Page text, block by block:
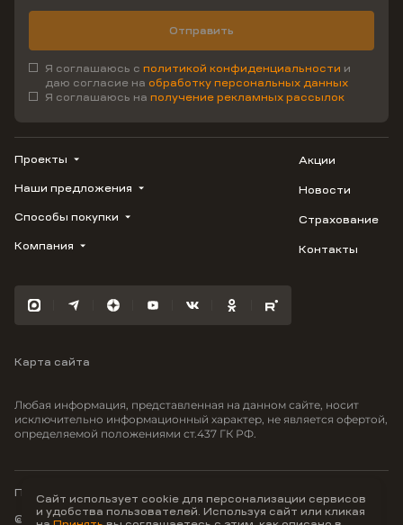
Отправить
Я соглашаюсь с политикой конфиденциальности и
даю согласие на обработку персональных данных
Я соглашаюсь на получение рекламных рассылок
Проекты
ВЕРН
1799
Флора
Отражение
Моретта
Вместе
Наши предложения
Купить квартиру
Студию
3-комнатную
Способы покупки
Трейд-ин
100% оплата
Компания
Карьера
Акции
Новости
Страхование
Контакты
Карта сайта
Любая информация, представленная на данном сайте, носит
исключительно информационный характер, не является офертой,
определяемой положениями ст.437 ГК РФ.
© ООО Неоагентство, ИНН 9703176621,
Политика конфиденциальности
Сайт использует cookie для персонализации сервисов
и удобства пользователей. Используя сайт или кликая